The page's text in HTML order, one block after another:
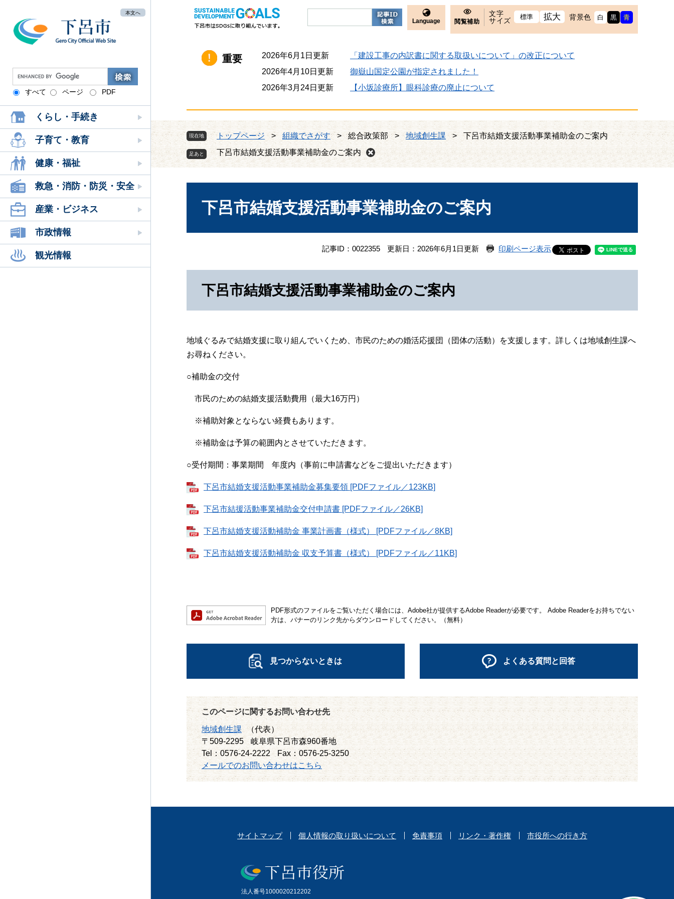
本文へ
G
o
o
g
l
e
カ
ス
タ
ム
検
索
すべて ページ PDF
くらし・手続き
子育て・教育
健康・福祉
救急・消防・防災・安全
産業・ビジネス
市政情報
観光情報
Language 閲覧補助
文字
サイズ
標準 拡大 背景色 白 黒 青
重要 2026年6月1日更新
「建設工事の内訳書に関する取扱いについて」の改正について
2026年4月10日更新
御嶽山国定公園が指定されました！
2026年3月24日更新
【小坂診療所】眼科診療の廃止について
現在地 トップページ > 組織でさがす > 総合政策部 > 地域創生課 >
下呂市結婚支援活動事業補助金のご案内
下呂市結婚支援活動事業補助金のご案内
文
下呂市結婚支援活動事業補助金のご案内
記事ID：0022355 更新日：2026年6月1日更新 印刷ページ表示
下呂市結婚支援活動事業補助金のご案内
地域ぐるみで結婚支援に取り組んでいくため、市民のための婚活応援団（団体の活動）を支援します。詳しくは地域創生課へ
お尋ねください。
○補助金の交付
市民のための結婚支援活動費用（最大16万円）
※補助対象とならない経費もあります。
※補助金は予算の範囲内とさせていただきます。
○受付期間：事業期間 年度内（事前に申請書などをご提出いただきます）
下呂市結婚支援活動事業補助金募集要領 [PDFファイル／123KB]
下呂市結援活動事業補助金交付申請書 [PDFファイル／26KB]
下呂市結婚支援活動補助金 事業計画書（様式） [PDFファイル／8KB]
下呂市結婚支援活動補助金 収支予算書（様式） [PDFファイル／11KB]
PDF形式のファイルをご覧いただく場合には、Adobe社が提供するAdobe Readerが必要です。
Adobe Readerをお持ちでない
方は、バナーのリンク先からダウンロードしてください。（無料）
見つからないときは よくある質問と回答
このページに関するお問い合わせ先
地域創生課
（代表）
〒509-2295
岐阜県下呂市森960番地
Tel：0576-24-2222
Fax：0576-25-3250
メールでのお問い合わせはこちら
サイトマップ 個人情報の取り扱いについて 免責事項 リンク・著作権 市役所への行き方
法人番号1000020212202